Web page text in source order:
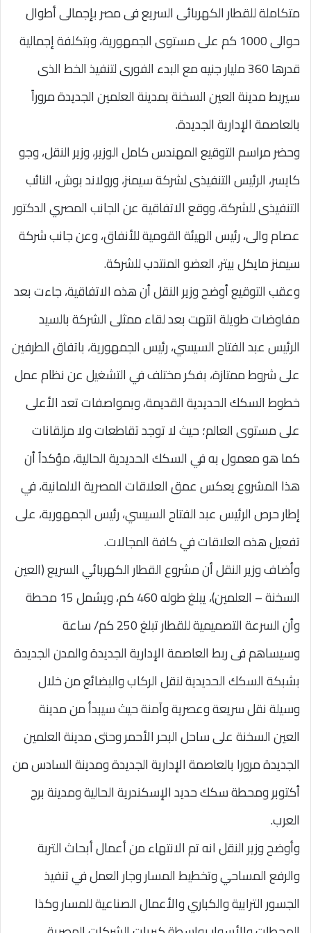
متكاملة للقطار الكهربائى السريع فى مصر بإجمالى أطوال
حوالى 1000 كم على مستوى الجمهورية، وبتكلفة إجمالية
قدرها 360 مليار جنيه مع البدء الفورى لتنفيذ الخط الذى
سيربط مدينة العين السخنة بمدينة العلمين الجديدة مروراً
بالعاصمة الإدارية الجديدة.
وحضر مراسم التوقيع المهندس كامل الوزير، وزير النقل، وجو
كايسر، الرئيس التنفيذى لشركة سيمنز، ورولاند بوش، النائب
التنفيذى للشركة، ووقع الاتفاقية عن الجانب المصري الدكتور
عصام والى، رئيس الهيئة القومية للأنفاق، وعن جانب شركة
سيمنز مايكل بيتر، العضو المنتدب للشركة.
وعقب التوقيع أوضح وزير النقل أن هذه الاتفاقية، جاءت بعد
مفاوضات طويلة انتهت بعد لقاء ممثلى الشركة بالسيد
الرئيس عبد الفتاح السيسي، رئيس الجمهورية، باتفاق الطرفين
على شروط ممتازة، بفكر مختلف في التشغيل عن نظام عمل
خطوط السكك الحديدية القديمة، وبمواصفات تعد الأعلى
على مستوى العالم؛ حيث لا توجد تقاطعات ولا مزلقانات
كما هو معمول به في السكك الحديدية الحالية، مؤكداُ أن
هذا المشروع يعكس عمق العلاقات المصرية الالمانية، في
إطار حرص الرئيس عبد الفتاح السيسي، رئيس الجمهورية، على
تفعيل هذه العلاقات في كافة المجالات.
وأضاف وزير النقل أن مشروع القطار الكهربائي السريع (العين
السخنة – العلمين)، يبلغ طوله 460 كم، ويشمل 15 محطة
وأن السرعة التصميمية للقطار تبلغ 250 كم/ ساعة
وسيساهم فى ربط العاصمة الإدارية الجديدة والمدن الجديدة
بشبكة السكك الحديدية لنقل الركاب والبضائع من خلال
وسيلة نقل سريعة وعصرية وآمنة حيث سيبدأ من مدينة
العين السخنة على ساحل البحر الأحمر وحتى مدينة العلمين
الجديدة مرورا بالعاصمة الإدارية الجديدة ومدينة السادس من
أكتوبر ومحطة سكك حديد الإسكندرية الحالية ومدينة برج
العرب.
وأوضح وزير النقل انه تم الانتهاء من أعمال أبحاث التربة
والرفع المساحي وتخطيط المسار وجار العمل في تنفيذ
الجسور الترابية والكباري والأعمال الصناعية للمسار وكذا